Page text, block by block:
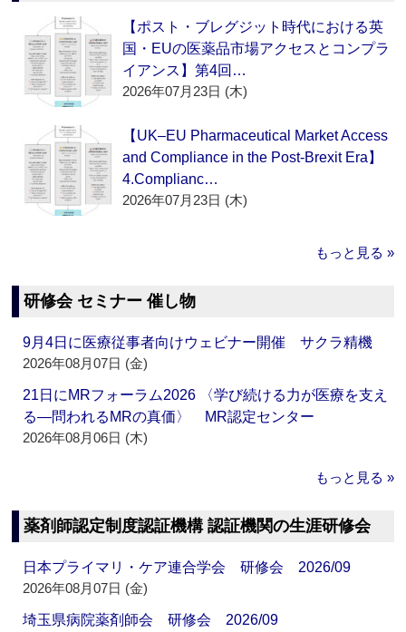
【ポスト・ブレグジット時代における英
国・EUの医薬品市場アクセスとコンプラ
イアンス】第4回…
2026年07月23日 (木)
【UK–EU Pharmaceutical Market Access
and Compliance in the Post-Brexit Era】
4.Complianc…
2026年07月23日 (木)
もっと見る »
研修会 セミナー 催し物
9月4日に医療従事者向けウェビナー開催 サクラ精機
2026年08月07日 (金)
21日にMRフォーラム2026 〈学び続ける力が医療を支え
る―問われるMRの真価〉 MR認定センター
2026年08月06日 (木)
もっと見る »
薬剤師認定制度認証機構 認証機関の生涯研修会
日本プライマリ・ケア連合学会 研修会 2026/09
2026年08月07日 (金)
埼玉県病院薬剤師会 研修会 2026/09